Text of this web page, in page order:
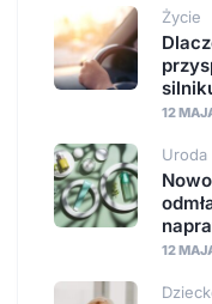
Życie
12
Uroda
12